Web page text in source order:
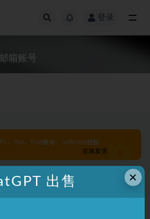
登录
邮箱账号
×
出售